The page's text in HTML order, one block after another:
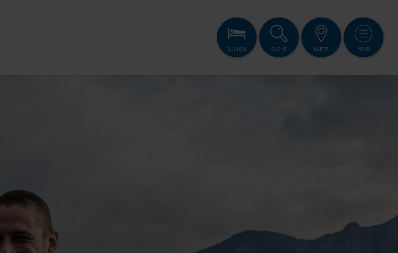
BUCHEN SUCHE KARTE MENÜ